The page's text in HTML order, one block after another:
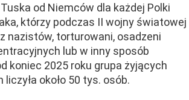
od Niemców dla każdej Polki
którzy podczas II wojny światowej
nazistów, torturowani, osadzeni
lub w inny sposób
koniec 2025 roku grupa żyjących
około 50 tys. osób.